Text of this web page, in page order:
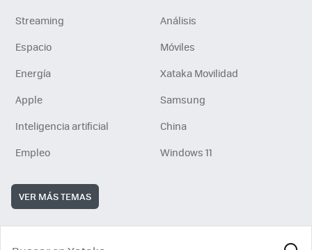
Streaming
Análisis
Espacio
Móviles
Energía
Xataka Movilidad
Apple
Samsung
Inteligencia artificial
China
Empleo
Windows 11
VER MÁS TEMAS